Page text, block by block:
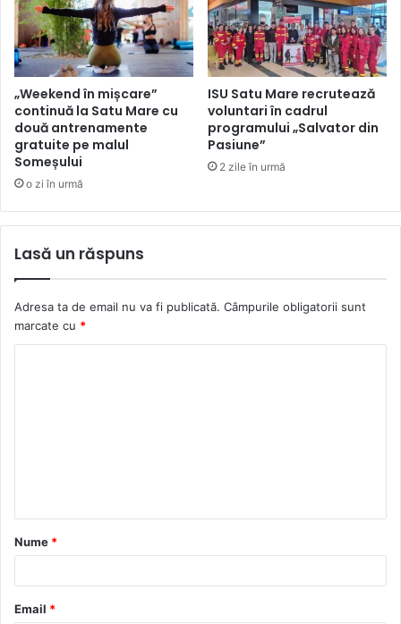
„Weekend în mișcare”
continuă la Satu Mare cu
două antrenamente
gratuite pe malul
Someșului
o zi în urmă
ISU Satu Mare recrutează
voluntari în cadrul
programului „Salvator din
Pasiune”
2 zile în urmă
Lasă un răspuns
Adresa ta de email nu va fi publicată. Câmpurile obligatorii sunt
marcate cu *
a
r
Nume *
Email *